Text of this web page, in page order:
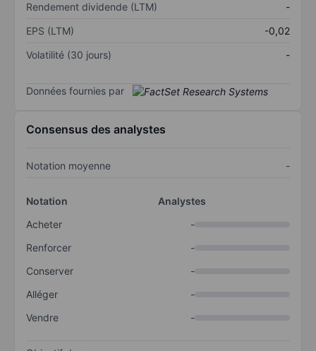
Rendement dividende (LTM)
-
EPS (LTM)
-0,02
Volatilité (30 jours)
-
Données fournies par
Consensus des analystes
Notation moyenne -
Notation
Analystes
Acheter
-
Renforcer
-
Conserver
-
Alléger
-
Vendre
-